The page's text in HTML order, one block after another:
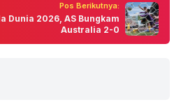
Pos Berikutnya:
Dunia 2026, AS Bungkam
Australia 2-0